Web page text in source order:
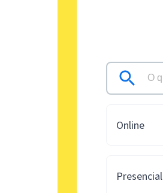
Online
Presencial